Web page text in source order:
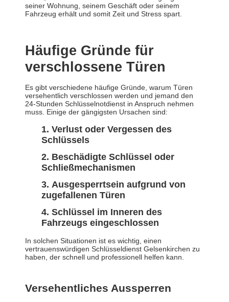
seiner Wohnung, seinem Geschäft oder seinem
Fahrzeug erhält und somit Zeit und Stress spart.
Häufige Gründe für
verschlossene Türen
Es gibt verschiedene häufige Gründe, warum Türen
versehentlich verschlossen werden und jemand den
24-Stunden Schlüsselnotdienst in Anspruch nehmen
muss. Einige der gängigsten Ursachen sind:
Verlust oder Vergessen des
Schlüssels
Beschädigte Schlüssel oder
Schließmechanismen
Ausgesperrtsein aufgrund von
zugefallenen Türen
Schlüssel im Inneren des
Fahrzeugs eingeschlossen
In solchen Situationen ist es wichtig, einen
vertrauenswürdigen Schlüsseldienst Gelsenkirchen⁠ zu
haben, der schnell und professionell helfen kann.
Versehentliches Aussperren